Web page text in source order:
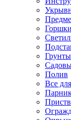
Грунты
Полив
Все